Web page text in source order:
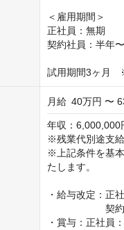
＜雇用期間＞
正社員：無期
契約社員：半年
試用期間3ヶ月
月給 40万円 〜
年収：6,000,000
※残業代別途支給
※上記条件を基
たします。
・給与改定：正
契約社員
・賞与：正社員